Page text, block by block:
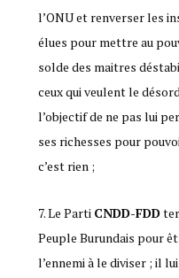
l’ONU et renverser les
élues pour mettre au
solde des maitres
ceux qui veulent le
l’objectif de ne pas lui
ses richesses pour
c’est rien ;
Le Parti CNDD-FDD
Peuple Burundais pour
l’ennemi à le diviser ; il